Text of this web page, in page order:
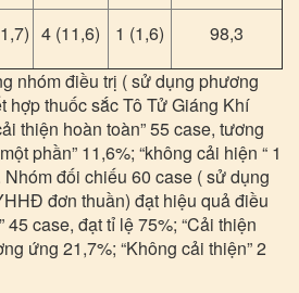
4 (11,6) 1 (1,6)
98,3
nhóm điều trị ( sử dụng phương
hợp thuốc sắc Tô Tử Giáng Khí
thiện hoàn toàn” 55 case, tương
phần” 11,6%; “không cải hiện “ 1
đối chiếu 60 case ( sử dụng
đơn thuần) đạt hiệu quả điều
45 case, đạt tỉ lệ 75%; “Cải thiện
ứng 21,7%; “Không cải thiện” 2